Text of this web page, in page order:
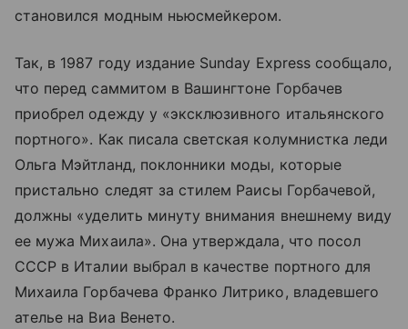
становился модным ньюсмейкером.
Так, в 1987 году издание Sunday Express сообщало,
что перед саммитом в Вашингтоне Горбачев
приобрел одежду у «эксклюзивного итальянского
портного». Как писала светская колумнистка леди
Ольга Мэйтланд, поклонники моды, которые
пристально следят за стилем Раисы Горбачевой,
должны «уделить минуту внимания внешнему виду
ее мужа Михаила». Она утверждала, что посол
СССР в Италии выбрал в качестве портного для
Михаила Горбачева Франко Литрико, владевшего
ателье на Виа Венето.